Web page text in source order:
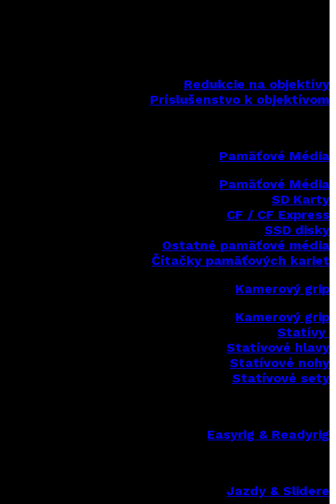
Redukcie na objektívy
Príslušenstvo k objektívom
Pamäťové Média
Pamäťové Média
SD Karty
CF / CF Express
SSD disky
Ostatné pamäťové média
Čítačky pamäťových kariet
Kamerový grip
Kamerový grip
Statívy
Statívové hlavy
Statívové nohy
Statívové sety
Easyrig & Readyrig
Jazdy & Slidere